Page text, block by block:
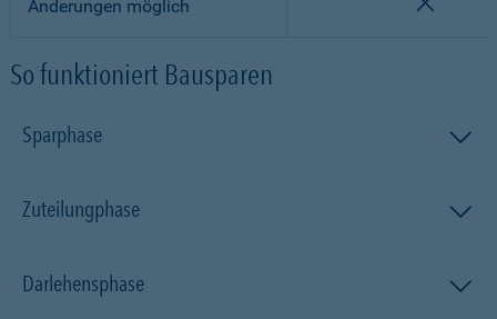
Änderungen möglich
So funktioniert Bausparen
Sparphase
Zuteilungphase
Darlehensphase